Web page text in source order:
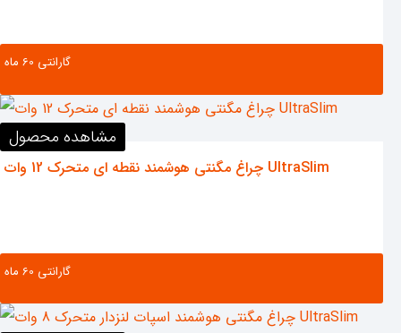
مشاهده محصول
گارانتی ‌60 ماه
چراغ مگنتی هوشمند نقطه ای متحرک 12 وات UltraSlim
گارانتی ‌60 ماه